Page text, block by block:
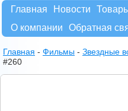
Главная
Новости
О компании
Обратная
Главная - Фильмы - Звездные
#260